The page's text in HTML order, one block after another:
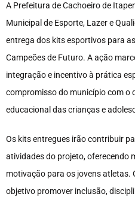
A Prefeitura de Cachoeiro de
Municipal de Esporte, Lazer e
entrega dos kits esportivos para
Campeões de Futuro. A ação
integração e incentivo à prática
compromisso do município com o
educacional das crianças e
Os kits entregues irão contribuir
atividades do projeto, oferecendo
motivação para os jovens atletas.
objetivo promover inclusão,